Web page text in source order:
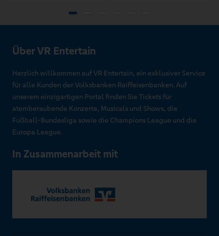
Über VR Entertain
Herzlich willkommen auf VR Entertain, ein exklusiver Service
für alle Kunden der Volksbanken Raiffeisenbanken. Auf
unserem einzigartigen Portal finden Sie Tickets für
atemberaubende Konzerte, Musicals und Shows, die
Fußball-Bundesliga sowie die Champions League und die
Europa League.
In Zusammenarbeit mit